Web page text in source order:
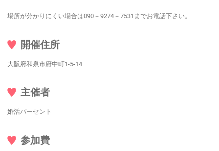
場所が分かりにくい場合は090－9274－7531までお電話下さい。
開催住所
大阪府和泉市府中町1-5-14
主催者
婚活パーセント
参加費